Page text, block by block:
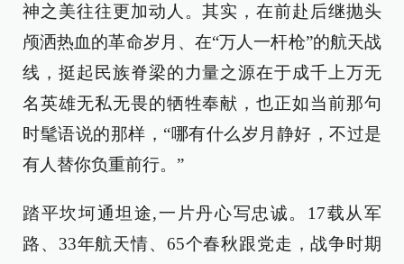
神之美往往更加动人。其实，在前赴后继抛头
颅洒热血的革命岁月、在“万人一杆枪”的航天战
线，挺起民族脊梁的力量之源在于成千上万无
名英雄无私无畏的牺牲奉献，也正如当前那句
时髦语说的那样，“哪有什么岁月静好，不过是
有人替你负重前行。”
踏平坎坷通坦途,一片丹心写忠诚。17载从军
路、33年航天情、65个春秋跟党走，战争时期